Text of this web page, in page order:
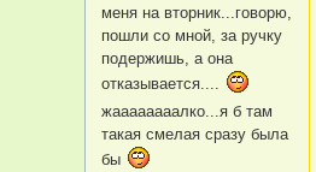
меня на вторник...говорю,
пошли со мной, за ручку
подержишь, а она
отказывается....
жаааааааалко...я б там
такая смелая сразу была
бы